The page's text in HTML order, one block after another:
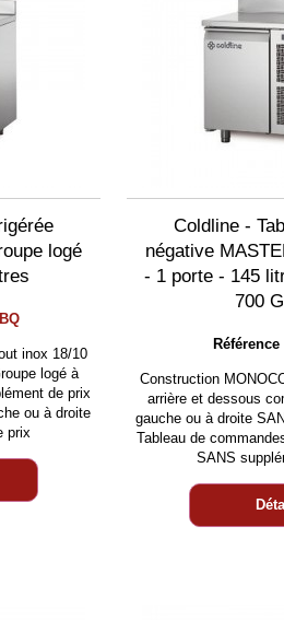
logé
inox 18/10
logé à
de prix
ou à droite
prix
Coldline -
négative
- 1 porte - 145
700
Référence
Construction
arrière et dessous
gauche ou à droite
Tableau de
SANS